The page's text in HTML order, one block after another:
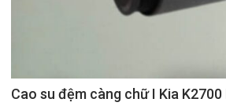
Cao su đệm càng chữ I Kia